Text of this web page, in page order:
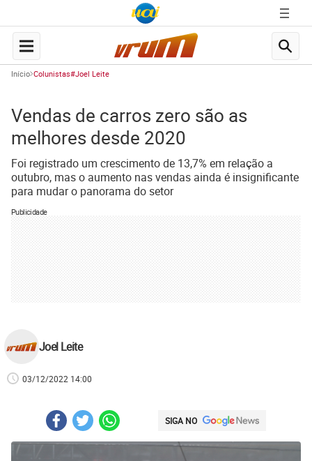
Início Colunistas#Joel Leite
Vendas de carros zero são as
melhores desde 2020
Foi registrado um crescimento de 13,7% em relação a
outubro, mas o aumento nas vendas ainda é insignificante
para mudar o panorama do setor
Publicidade
Joel Leite
03/12/2022 14:00
SIGA NO